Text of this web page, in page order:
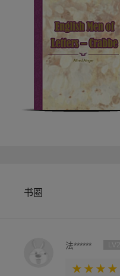
书圈
法******